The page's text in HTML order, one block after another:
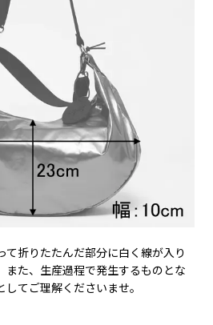
折りたたんだ部分に白く線が入り
また、生産過程で発生するものとな
てご理解くださいませ。